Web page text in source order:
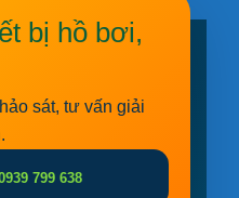
bị hồ bơi,
sát, tư vấn giải
799 638